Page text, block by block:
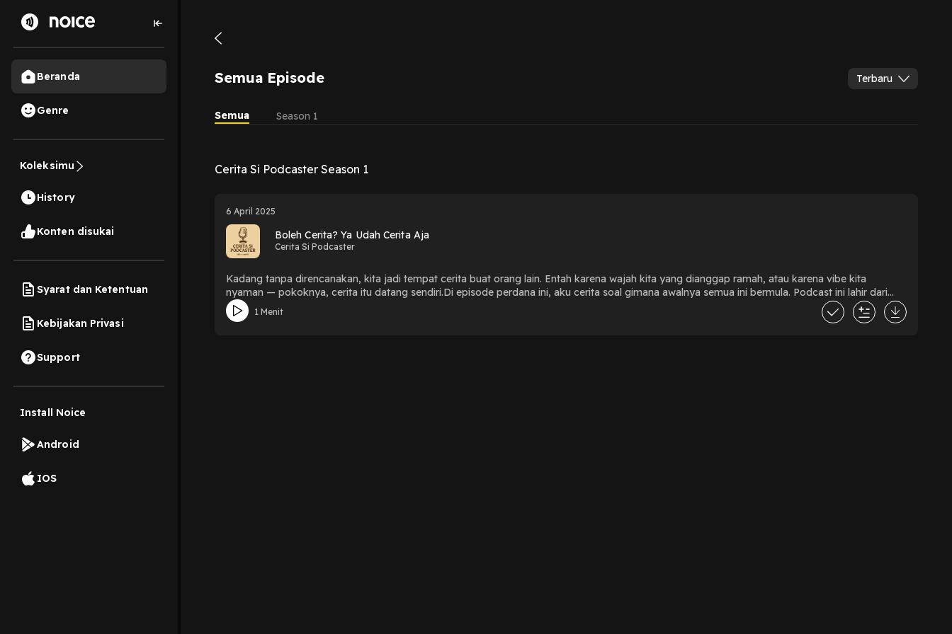
Beranda
Genre
Koleksimu
History
Konten disukai
Syarat dan Ketentuan
Kebijakan Privasi
Support
Install Noice
Android
IOS
Semua Episode Terbaru
Semua Season 1
Cerita Si Podcaster Season 1
6 April 2025
Boleh Cerita? Ya Udah Cerita Aja
Cerita Si Podcaster
Kadang tanpa direncanakan, kita jadi tempat cerita buat orang lain. Entah karena wajah kita yang dianggap ramah, atau karena vibe kita
nyaman — pokoknya, cerita itu datang sendiri.Di episode perdana ini, aku cerita soal gimana awalnya semua ini bermula. Podcast ini lahir dari
banyaknya cerita yang pernah mampir… dan akhirnya, aku pikir: ya udah, cerita aja.
1 Menit